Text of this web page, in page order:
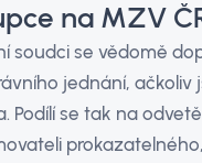
na MZV
soudci se vědomě
jednání, ačkoliv
Podílí se tak na
prokazatelného,